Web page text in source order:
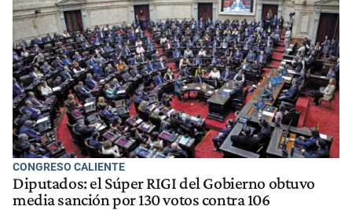
CONGRESO CALIENTE
Diputados: el Súper RIGI del Gobierno obtuvo
media sanción por 130 votos contra 106